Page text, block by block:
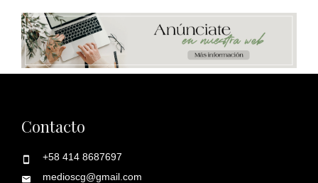
Contacto
+58 414 8687697
medioscg@gmail.com